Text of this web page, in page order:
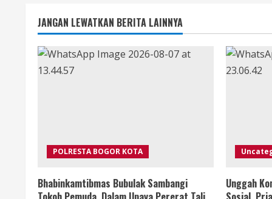
JANGAN LEWATKAN BERITA LAINNYA
POLRESTA BOGOR KOTA
Bhabinkamtibmas Bubulak Sambangi
Unggah